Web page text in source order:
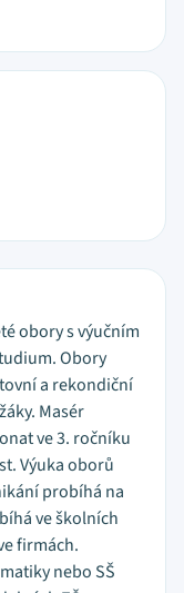
obory s výučním
Obory
a rekondiční
Masér
ve 3. ročníku
Výuka oborů
probíhá na
ve školních
firmách.
nebo SŠ